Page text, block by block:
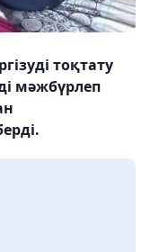
тоқтату
мәжбүрлеп